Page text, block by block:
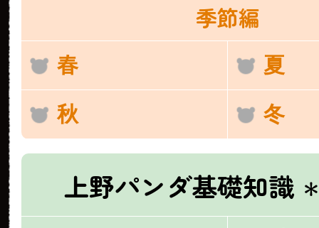
季節編
春 夏
秋 冬
上野パンダ基礎知識